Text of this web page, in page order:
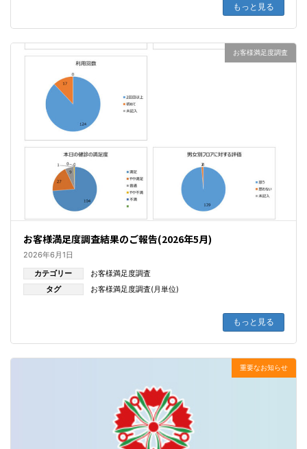
もっと見る
お客様満足度調査
お客様満足度調査結果のご報告(2026年5月)
2026年6月1日
カテゴリー
お客様満足度調査
タグ
お客様満足度調査(月単位)
もっと見る
重要なお知らせ